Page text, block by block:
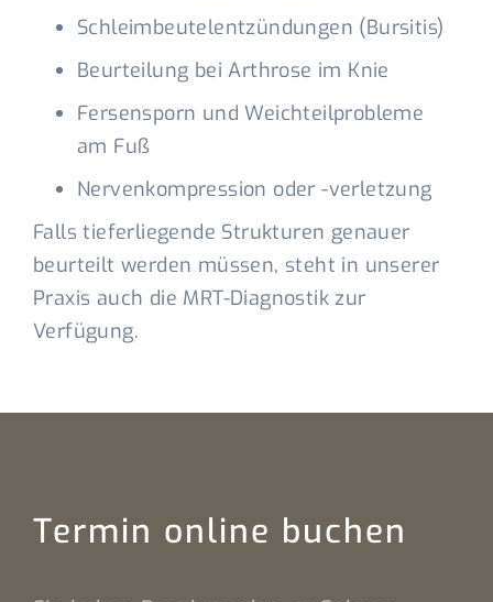
Schleimbeutelentzündungen (Bursitis)
Beurteilung bei Arthrose im Knie
Fersensporn und Weichteilprobleme
am Fuß
Nervenkompression oder -verletzung
Falls tieferliegende Strukturen genauer
beurteilt werden müssen, steht in unserer
Praxis auch die MRT-Diagnostik zur
Verfügung.
Termin online buchen